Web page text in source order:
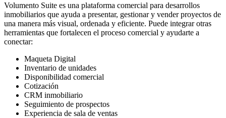
Volumento Suite es una plataforma comercial para desarrollos
inmobiliarios que ayuda a presentar, gestionar y vender proyectos de
una manera más visual, ordenada y eficiente. Puede integrar otras
herramientas que fortalecen el proceso comercial y ayudarte a
conectar:
Maqueta Digital
Inventario de unidades
Disponibilidad comercial
Cotización
CRM inmobiliario
Seguimiento de prospectos
Experiencia de sala de ventas